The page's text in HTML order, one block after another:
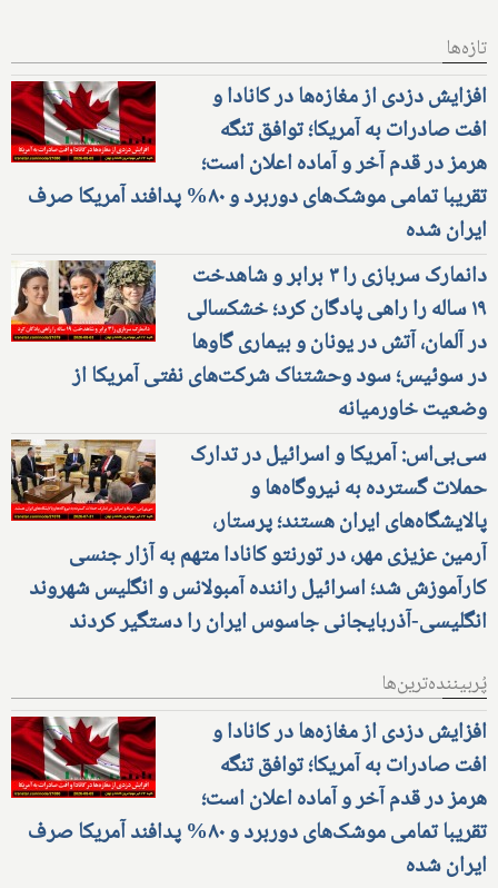
تازه‌ها
افزایش دزدی از مغازه‌ها در کانادا و
افت صادرات به آمریکا؛ توافق تنگه
هرمز در قدم آخر و آماده اعلان است؛
تقریبا تمامی موشک‌های دوربرد و ۸۰% پدافند آمریکا صرف
ایران شده
دانمارک سربازی را ۳ برابر و شاهدخت
۱۹ ساله را راهی پادگان کرد؛ خشکسالی
در آلمان، آتش در یونان و بیماری گاوها
در سوئیس؛ سود وحشتناک شرکت‌های نفتی آمریکا از
وضعیت خاورمیانه
سی‌بی‌اس: آمریکا و اسرائیل در تدارک
حملات گسترده به نیروگاه‌ها و
پالایشگاه‌های ایران هستند؛ پرستار،
آرمین عزیزی مهر، در تورنتو کانادا متهم به آزار جنسی
کارآموزش شد؛ اسرائیل راننده آمبولانس و انگلیس شهروند
انگلیسی-آذربایجانی جاسوس ایران را دستگیر کردند
پُربیننده‌ترین‌ها
افزایش دزدی از مغازه‌ها در کانادا و
افت صادرات به آمریکا؛ توافق تنگه
هرمز در قدم آخر و آماده اعلان است؛
تقریبا تمامی موشک‌های دوربرد و ۸۰% پدافند آمریکا صرف
ایران شده